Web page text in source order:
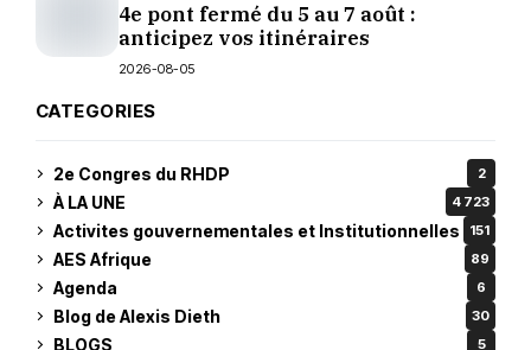
4e pont fermé du 5 au 7 août :
anticipez vos itinéraires
2026-08-05
CATEGORIES
2e Congres du RHDP 2
À LA UNE 4 723
Activites gouvernementales et Institutionnelles 151
AES Afrique 89
Agenda 6
Blog de Alexis Dieth 30
BLOGS 5